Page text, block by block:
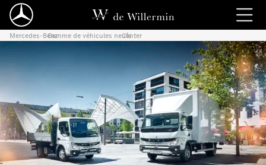
Mercedes-Benz
›
Gamme de véhicules neufs
›
Canter